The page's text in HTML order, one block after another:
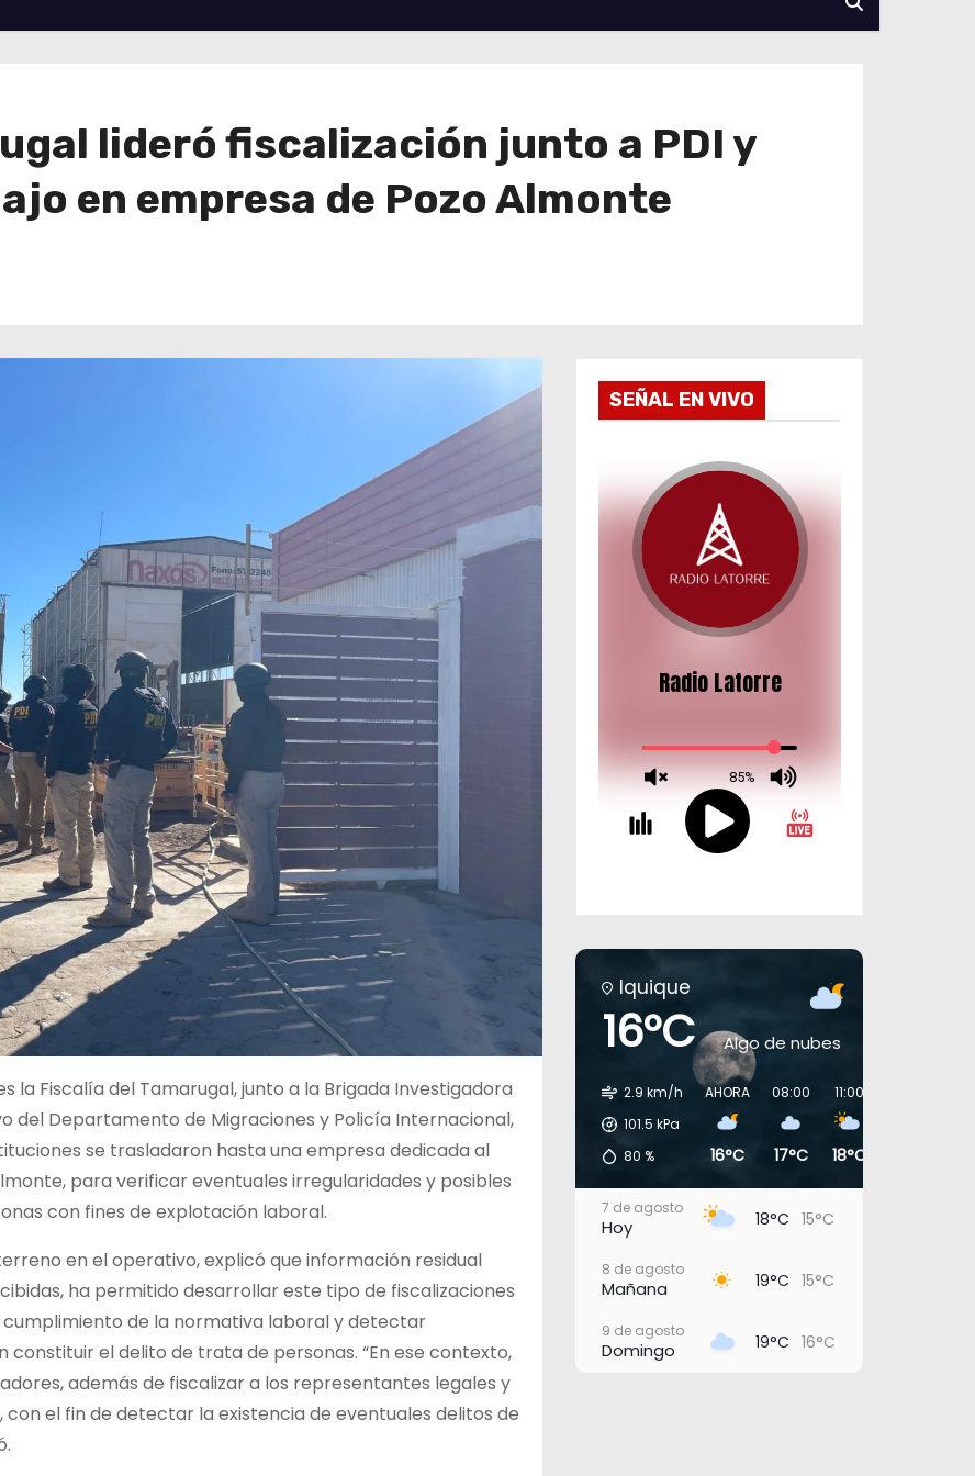
lideró fiscalización junto a PDI y
en empresa de Pozo Almonte
la Fiscalía del Tamarugal, junto a la Brigada Investigadora
del Departamento de Migraciones y Policía Internacional,
se trasladaron hasta una empresa dedicada al
para verificar eventuales irregularidades y posibles
con fines de explotación laboral.
en el operativo, explicó que información residual
ha permitido desarrollar este tipo de fiscalizaciones
de la normativa laboral y detectar
el delito de trata de personas. “En ese contexto,
además de fiscalizar a los representantes legales y
el fin de detectar la existencia de eventuales delitos de
SEÑAL EN VIVO
Iquique
16°C Algo de nubes
2.9 km/h
101.5 kPa
80 %
AHORA
16°C
08:00
17°C
11:00
18°C
7 de agosto
Hoy 18°C 15°C
8 de agosto
Mañana 19°C 15°C
9 de agosto
Domingo 19°C 16°C